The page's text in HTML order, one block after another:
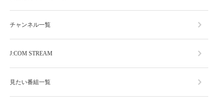
チャンネル一覧
J:COM STREAM
見たい番組一覧